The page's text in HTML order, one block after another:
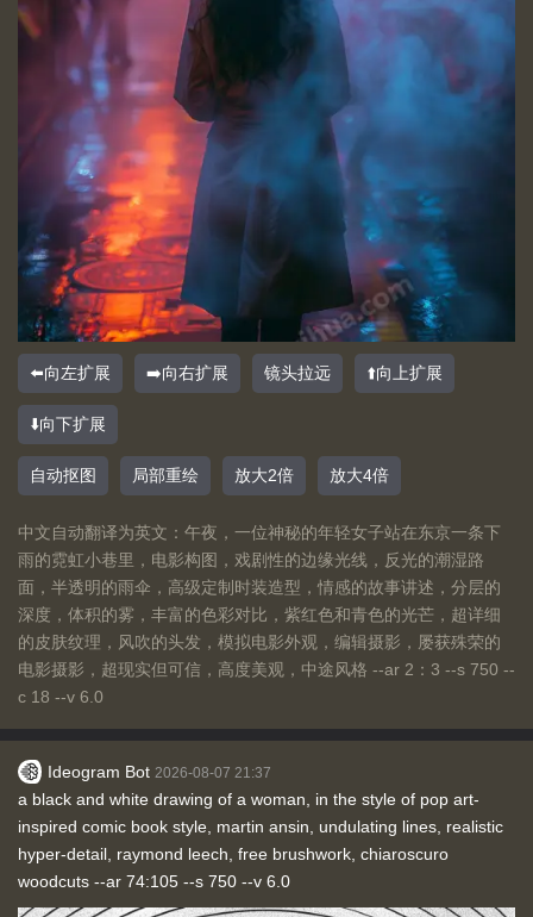
⬅️向左扩展 ➡️向右扩展 镜头拉远 ⬆️向上扩展
⬇️向下扩展
自动抠图 局部重绘 放大2倍 放大4倍
中文自动翻译为英文：午夜，一位神秘的年轻女子站在东京一条下
雨的霓虹小巷里，电影构图，戏剧性的边缘光线，反光的潮湿路
面，半透明的雨伞，高级定制时装造型，情感的故事讲述，分层的
深度，体积的雾，丰富的色彩对比，紫红色和青色的光芒，超详细
的皮肤纹理，风吹的头发，模拟电影外观，编辑摄影，屡获殊荣的
电影摄影，超现实但可信，高度美观，中途风格 --ar 2：3 --s 750 --
c 18 --v 6.0
Ideogram Bot 2026-08-07 21:37
a black and white drawing of a woman, in the style of pop art-
inspired comic book style, martin ansin, undulating lines, realistic
hyper-detail, raymond leech, free brushwork, chiaroscuro
woodcuts --ar 74:105 --s 750 --v 6.0